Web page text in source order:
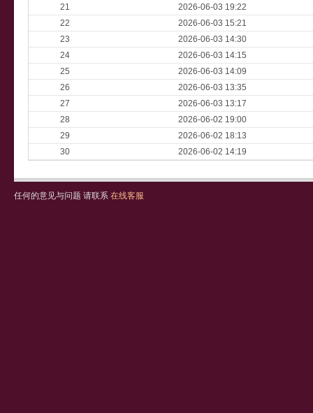
21
2026-06-03 19:22
22
2026-06-03 15:21
23
2026-06-03 14:30
24
2026-06-03 14:15
25
2026-06-03 14:09
26
2026-06-03 13:35
27
2026-06-03 13:17
28
2026-06-02 19:00
29
2026-06-02 18:13
30
2026-06-02 14:19
任何的意见与问题 请联系 在线客服